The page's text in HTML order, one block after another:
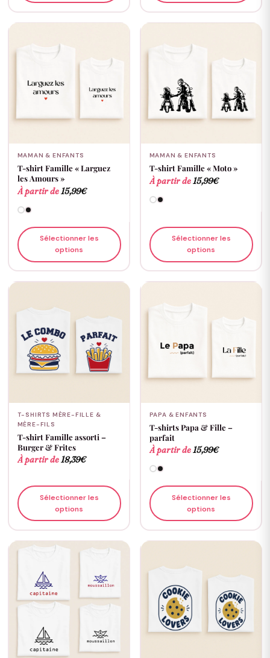
MAMAN & ENFANTS
T-shirt Famille « Larguez
les Amours »
À partir de15,99€
Sélectionner les
options
MAMAN & ENFANTS
T-shirt Famille « Moto »
À partir de15,99€
Sélectionner les
options
T-SHIRTS MÈRE-FILLE &
MÈRE-FILS
T-shirt Famille assorti –
Burger & Frites
À partir de18,39€
Sélectionner les
options
PAPA & ENFANTS
T-shirts Papa & Fille –
parfait
À partir de15,99€
Sélectionner les
options